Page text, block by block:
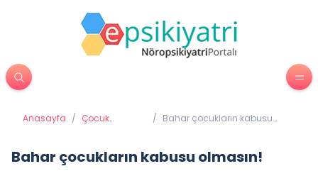
Anasayfa / Çocuk
/ Bahar çocukların kabusu
Bahar çocukların kabusu olmasın!